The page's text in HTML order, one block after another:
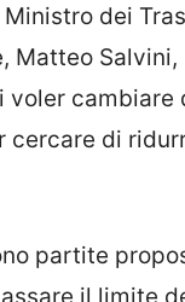
dei
Matteo Salvini,
voler cambiare
cercare di
partite